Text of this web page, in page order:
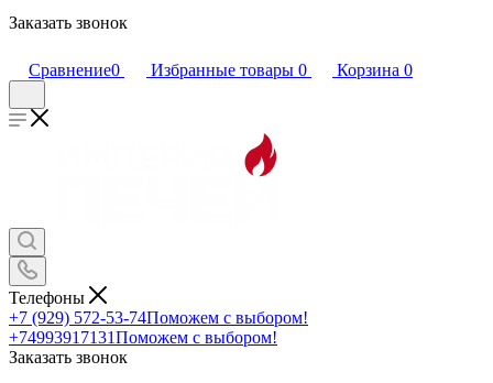
Заказать звонок
Сравнение0 Избранные товары 0 Корзина 0
Телефоны
+7 (929) 572-53-74Поможем с выбором!
+74993917131Поможем с выбором!
Заказать звонок